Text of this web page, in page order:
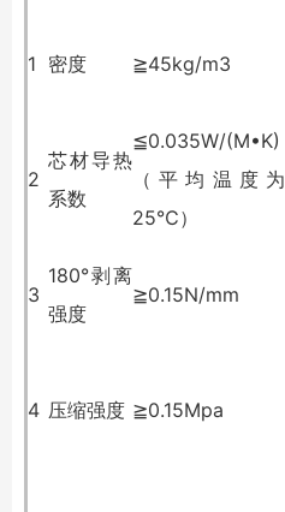
1 密度 ≧45kg/m3
2
芯材导热
系数
≦0.035W/(M•K)
（平均温度为
25℃）
3
180°剥离
强度
≧0.15N/mm
4 压缩强度 ≧0.15Mpa